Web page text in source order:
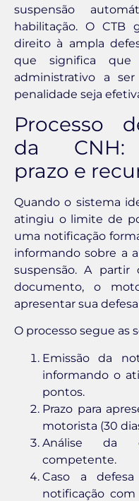
suspensão
habilitação. O CTB
direito à ampla
que significa que
administrativo a
penalidade seja
Processo
da CNH:
prazo e
Quando o sistema
atingiu o limite de
uma notificação
informando sobre a
suspensão. A partir
documento, o
apresentar sua
O processo segue as
Emissão da
informando o
pontos.
Prazo para
motorista (30
Análise da
competente.
Caso a
notificação